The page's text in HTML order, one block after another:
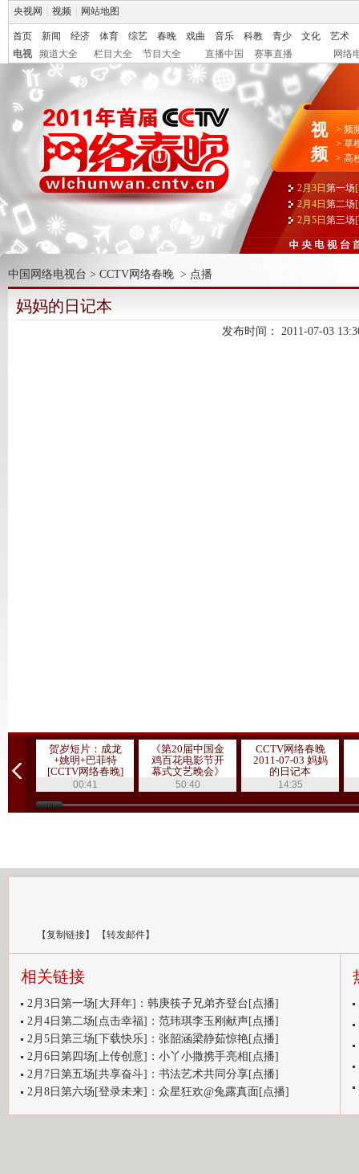
央视网 视频 网站地图
首页 新闻 经济 体育 综艺 春晚 戏曲 音乐 科教 青少 文化
艺术
电视
频道大全 栏目大全 节目大全 直播中国 赛事直播 网络
视
频
> 频
> 草
> 高
2月3日 第一场
2月4日 第二场
2月5日 第三场
中国网络电视台 > CCTV网络春晚 > 点播
妈妈的日记本
发布时间： 2011-07-03
贺岁短片：成龙
+姚明+巴菲特
[CCTV网络春晚]
00:41
《第20届中国金
鸡百花电影节开
幕式文艺晚会》
20111019 1/3
50:40
CCTV网络春晚
2011-07-03 妈妈
的日记本
14:35
【复制链接】 【转发邮件】
相关链接
2月3日第一场[大拜年]：韩庚筷子兄弟齐登台[点播]
2月4日第二场[点击幸福]：范玮琪李玉刚献声[点播]
2月5日第三场[下载快乐]：张韶涵梁静茹惊艳[点播]
2月6日第四场[上传创意]：小丫小撒携手亮相[点播]
2月7日第五场[共享奋斗]：书法艺术共同分享[点播]
2月8日第六场[登录未来]：众星狂欢@兔露真面[点播]